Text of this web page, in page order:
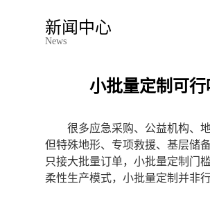
新闻中心
News
小批量定制可
很多应急采购、公益机构、
但特殊地形、专项救援、基层储
只接大批量订单，小批量定制门
柔性生产模式，小批量定制并非